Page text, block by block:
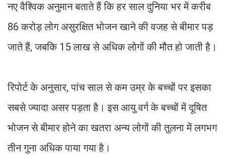
नए वैश्विक अनुमान बताते हैं कि हर साल दुनिया भर में करीब
86 करोड़ लोग असुरक्षित भोजन खाने की वजह से बीमार पड़
जाते हैं, जबकि 15 लाख से अधिक लोगों की मौत हो जाती है।
रिपोर्ट के अनुसार, पांच साल से कम उम्र के बच्चों पर इसका
सबसे ज्यादा असर पड़ता है। इस आयु वर्ग के बच्चों में दूषित
भोजन से बीमार होने का खतरा अन्य लोगों की तुलना में लगभग
तीन गुना अधिक पाया गया है।